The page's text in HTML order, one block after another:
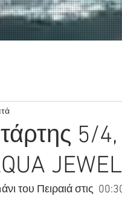
5/
JEWEL
του Πειραιά στις